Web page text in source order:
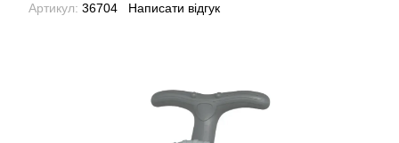
Артикул: 36704 Написати відгук